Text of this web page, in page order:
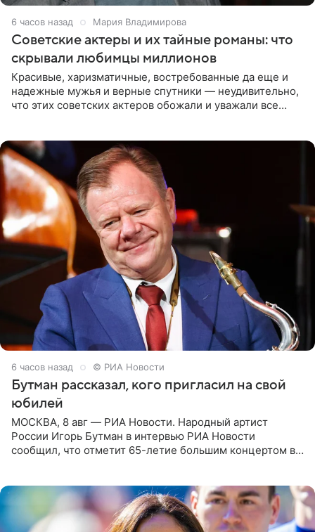
6 часов назад Мария Владимирова
Советские актеры и их тайные романы: что
скрывали любимцы миллионов
Красивые, харизматичные, востребованные да еще и
надежные мужья и верные спутники — неудивительно,
что этих советских актеров обожали и уважали все
6 часов назад © РИА Новости
Бутман рассказал, кого пригласил на свой
юбилей
МОСКВА, 8 авг — РИА Новости. Народный артист
России Игорь Бутман в интервью РИА Новости
сообщил, что отметит 65-летие большим концертом в